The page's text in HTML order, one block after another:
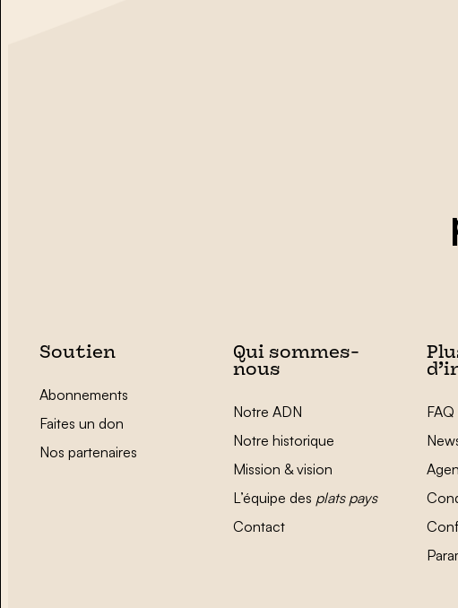
Soutien
Abonnements
Faites un don
Nos partenaires
Qui sommes-
nous
Notre ADN
Notre historique
Mission & vision
L’équipe des plats pays
Contact
FAQ